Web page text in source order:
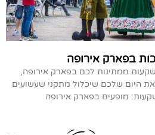
בפארק אירופה
ממתינות לכם בפארק אירופה,
את היום שלכם שיכלול מתקני שעשועים
מופעים בפארק אירופה